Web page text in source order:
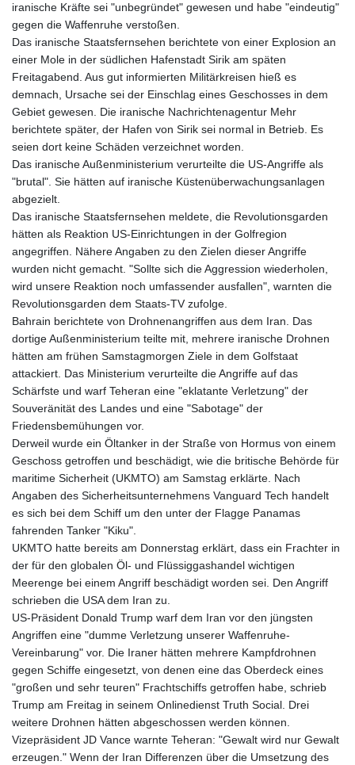
iranische Kräfte sei "unbegründet" gewesen und habe "eindeutig"
gegen die Waffenruhe verstoßen.
Das iranische Staatsfernsehen berichtete von einer Explosion an
einer Mole in der südlichen Hafenstadt Sirik am späten
Freitagabend. Aus gut informierten Militärkreisen hieß es
demnach, Ursache sei der Einschlag eines Geschosses in dem
Gebiet gewesen. Die iranische Nachrichtenagentur Mehr
berichtete später, der Hafen von Sirik sei normal in Betrieb. Es
seien dort keine Schäden verzeichnet worden.
Das iranische Außenministerium verurteilte die US-Angriffe als
"brutal". Sie hätten auf iranische Küstenüberwachungsanlagen
abgezielt.
Das iranische Staatsfernsehen meldete, die Revolutionsgarden
hätten als Reaktion US-Einrichtungen in der Golfregion
angegriffen. Nähere Angaben zu den Zielen dieser Angriffe
wurden nicht gemacht. "Sollte sich die Aggression wiederholen,
wird unsere Reaktion noch umfassender ausfallen", warnten die
Revolutionsgarden dem Staats-TV zufolge.
Bahrain berichtete von Drohnenangriffen aus dem Iran. Das
dortige Außenministerium teilte mit, mehrere iranische Drohnen
hätten am frühen Samstagmorgen Ziele in dem Golfstaat
attackiert. Das Ministerium verurteilte die Angriffe auf das
Schärfste und warf Teheran eine "eklatante Verletzung" der
Souveränität des Landes und eine "Sabotage" der
Friedensbemühungen vor.
Derweil wurde ein Öltanker in der Straße von Hormus von einem
Geschoss getroffen und beschädigt, wie die britische Behörde für
maritime Sicherheit (UKMTO) am Samstag erklärte. Nach
Angaben des Sicherheitsunternehmens Vanguard Tech handelt
es sich bei dem Schiff um den unter der Flagge Panamas
fahrenden Tanker "Kiku".
UKMTO hatte bereits am Donnerstag erklärt, dass ein Frachter in
der für den globalen Öl- und Flüssiggashandel wichtigen
Meerenge bei einem Angriff beschädigt worden sei. Den Angriff
schrieben die USA dem Iran zu.
US-Präsident Donald Trump warf dem Iran vor den jüngsten
Angriffen eine "dumme Verletzung unserer Waffenruhe-
Vereinbarung" vor. Die Iraner hätten mehrere Kampfdrohnen
gegen Schiffe eingesetzt, von denen eine das Oberdeck eines
"großen und sehr teuren" Frachtschiffs getroffen habe, schrieb
Trump am Freitag in seinem Onlinedienst Truth Social. Drei
weitere Drohnen hätten abgeschossen werden können.
Vizepräsident JD Vance warnte Teheran: "Gewalt wird nur Gewalt
erzeugen." Wenn der Iran Differenzen über die Umsetzung des